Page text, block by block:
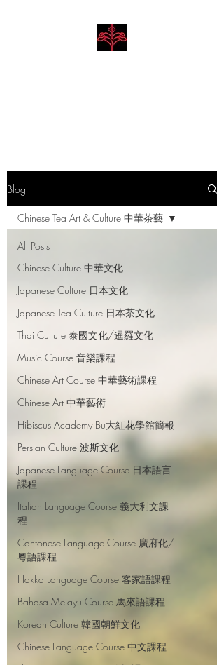
Blog
All Posts
Chinese Culture 中華文化
Japanese Culture 日本文化
Japanese Tea Culture 日本茶文化
Thai Culture 泰國文化/暹羅文化
Music Course 音樂課程
Chinese Art Course 中華藝術課程
Chinese Art 中華藝術
Hibiscus Academy Bu大紅花學館簡報
Persian Culture 波斯文化
Japanese Language Course 日本語言
課程
Italian Language Course 義大利文課
程
Cantonese Language Course 廣府化/
粵語課程
Hakka Language Course 客家語課程
Bahasa Melayu Course 馬來語課程
Korean Culture 韓國朝鮮文化
Chinese Language Course 中文課程
Chinese Tea Art & Culture 中華茶藝